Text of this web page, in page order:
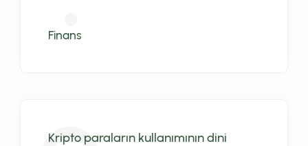
Finans
Kripto paraların kullanımının dini